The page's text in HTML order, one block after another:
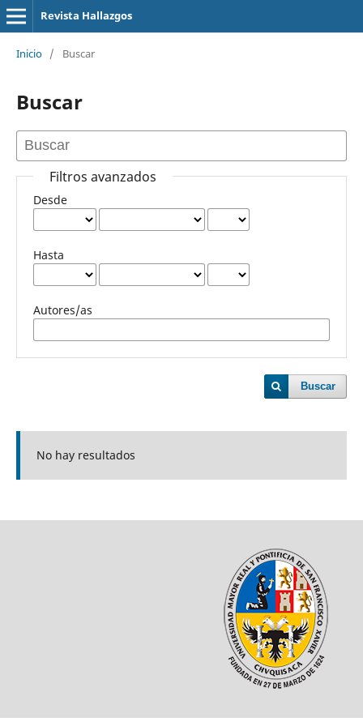
Revista Hallazgos
Inicio / Buscar
Buscar
Filtros avanzados
Desde
Hasta
Autores/as
Buscar
No hay resultados